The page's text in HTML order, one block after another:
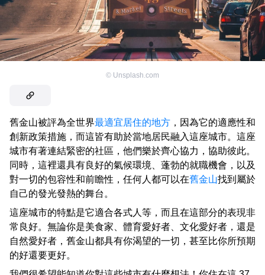
© Unsplash.com
舊金山被評為全世界最適宜居住的地方 ，因為它的適應性和
創新政策措施，而這皆有助於當地居民融入這座城市。這座
城市有著連結緊密的社區，他們樂於齊心協力，協助彼此。
同時，這裡還具有良好的氣候環境、蓬勃的就職機會，以及
對一切的包容性和前瞻性，任何人都可以在舊金山找到屬於
自己的發光發熱的舞台。
這座城市的特點是它適合各式人等，而且在這部分的表現非
常良好。無論你是美食家、體育愛好者、文化愛好者，還是
自然愛好者，舊金山都具有你渴望的一切，甚至比你所預期
的好還要更好。